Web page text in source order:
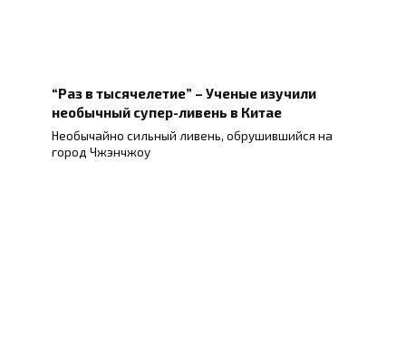
“Раз в тысячелетие” – Ученые изучили
необычный супер-ливень в Китае
Необычайно сильный ливень, обрушившийся на
город Чжэнчжоу